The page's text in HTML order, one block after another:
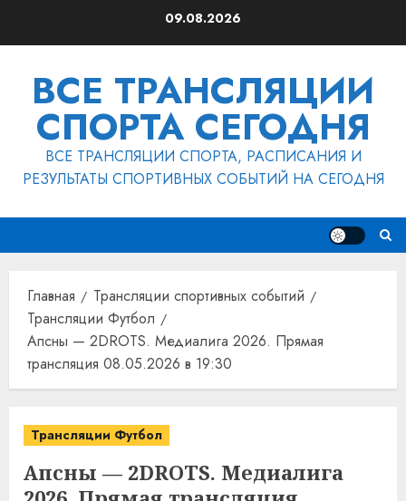
09.08.2026
ВСЕ ТРАНСЛЯЦИИ
СПОРТА СЕГОДНЯ
ВСЕ ТРАНСЛЯЦИИ СПОРТА, РАСПИСАНИЯ И
РЕЗУЛЬТАТЫ СПОРТИВНЫХ СОБЫТИЙ НА СЕГОДНЯ
Главная
Трансляции спортивных событий
Трансляции Футбол
Апсны — 2DROTS. Медиалига 2026. Прямая
трансляция 08.05.2026 в 19:30
Трансляции Футбол
Апсны — 2DROTS. Медиалига